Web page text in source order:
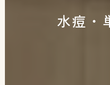
水痘・